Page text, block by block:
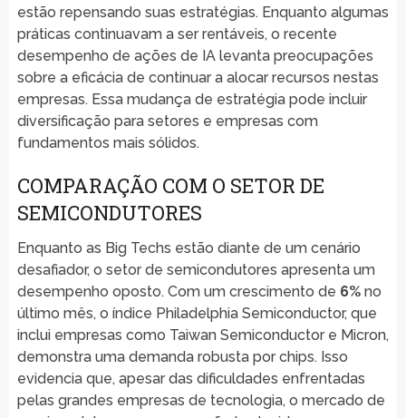
estão repensando suas estratégias. Enquanto algumas
práticas continuavam a ser rentáveis, o recente
desempenho de ações de IA levanta preocupações
sobre a eficácia de continuar a alocar recursos nestas
empresas. Essa mudança de estratégia pode incluir
diversificação para setores e empresas com
fundamentos mais sólidos.
COMPARAÇÃO COM O SETOR DE
SEMICONDUTORES
Enquanto as Big Techs estão diante de um cenário
desafiador, o setor de semicondutores apresenta um
desempenho oposto. Com um crescimento de 6%no
último mês, o índice Philadelphia Semiconductor, que
inclui empresas como Taiwan Semiconductor e Micron,
demonstra uma demanda robusta por chips. Isso
evidencia que, apesar das dificuldades enfrentadas
pelas grandes empresas de tecnologia, o mercado de